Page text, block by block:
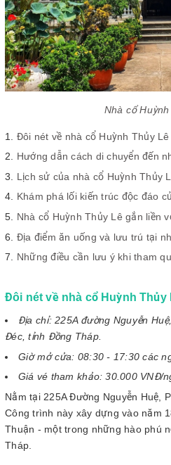
Nhà cổ
Đôi nét về nhà cổ Huỳnh Thủy Lê
Hướng dẫn cách di chuyển đến
Lịch sử của nhà cổ Huỳnh Thủy
Khám phá lối kiến trúc độc đáo
Nhà cổ Huỳnh Thủy Lê gắn liền
Địa điểm ăn uống và lưu trú tại
Những điều cần lưu ý khi tham
Đôi nét về nhà cổ Huỳnh Thủy
Địa chỉ: 225A đường Nguyễn
Đéc, tỉnh Đồng Tháp.
Giờ mở cửa: 08:30 - 17:30 các
Giá vé tham khảo: 30.000 VNĐ/
Nằm tại 225A Đường Nguyễn Huệ,
Công trình này xây dựng vào năm
Thuận - một trong những hào phú
Tháp.